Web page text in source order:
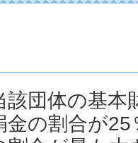
団体の基本
金の割合が